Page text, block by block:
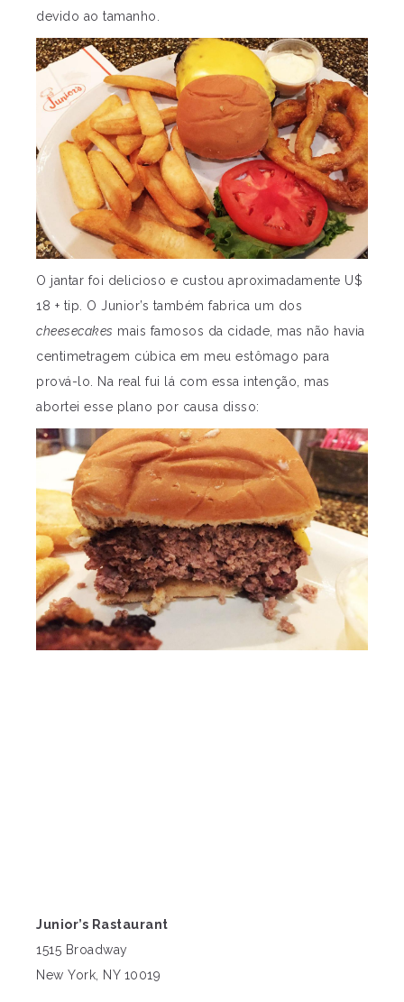
devido ao tamanho.
O jantar foi delicioso e custou aproximadamente U$
18 + tip. O Junior’s também fabrica um dos
cheesecakes mais famosos da cidade, mas não havia
centimetragem cúbica em meu estômago para
prová-lo. Na real fui lá com essa intenção, mas
abortei esse plano por causa disso:
Junior’s Rastaurant
1515 Broadway
New York, NY 10019